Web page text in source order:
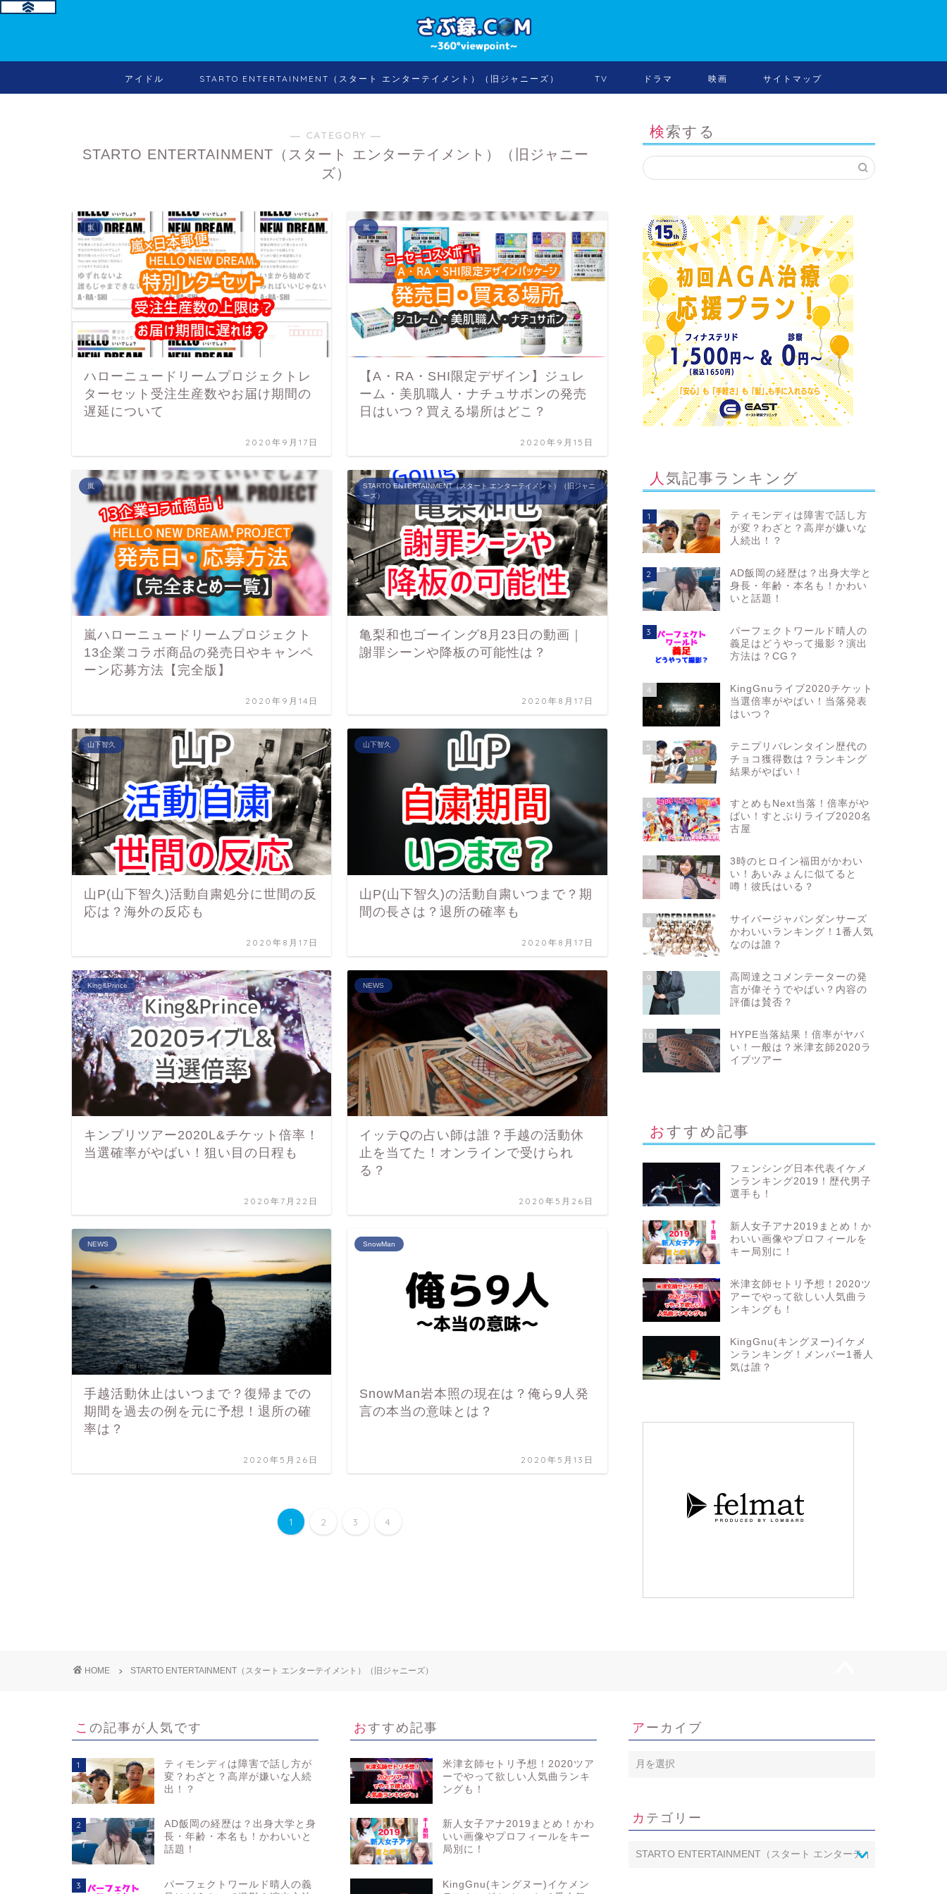
アイドル STARTO ENTERTAINMENT（スタート エンターテイメント）（旧ジャニーズ） TV ドラマ 映画 サイトマップ
― CATEGORY ―
STARTO ENTERTAINMENT（スタート エンターテイメント）（旧ジャニー
ズ）
嵐
ハローニュードリームプロジェクトレ
ターセット受注生産数やお届け期間の
遅延について
2020年9月17日
嵐
【A・RA・SHI限定デザイン】ジュレ
ーム・美肌職人・ナチュサボンの発売
日はいつ？買える場所はどこ？
2020年9月15日
嵐
嵐ハローニュードリームプロジェクト
13企業コラボ商品の発売日やキャンペ
ーン応募方法【完全版】
2020年9月14日
STARTO ENTERTAINMENT（スタート エンターテイメント）（旧ジャニ
ーズ）
亀梨和也ゴーイング8月23日の動画｜
謝罪シーンや降板の可能性は？
2020年8月17日
山下智久
山P(山下智久)活動自粛処分に世間の反
応は？海外の反応も
2020年8月17日
山下智久
山P(山下智久)の活動自粛いつまで？期
間の長さは？退所の確率も
2020年8月17日
King&Prince
キンプリツアー2020L&チケット倍率！
当選確率がやばい！狙い目の日程も
2020年7月22日
NEWS
イッテQの占い師は誰？手越の活動休
止を当てた！オンラインで受けられ
る？
2020年5月26日
NEWS
手越活動休止はいつまで？復帰までの
期間を過去の例を元に予想！退所の確
率は？
2020年5月26日
SnowMan
SnowMan岩本照の現在は？俺ら9人発
言の本当の意味とは？
2020年5月13日
1 2 3 4
検索する
人気記事ランキング
1
ティモンディは障害で話し方
が変？わざと？高岸が嫌いな
人続出！？
2
AD飯岡の経歴は？出身大学と
身長・年齢・本名も！かわい
いと話題！
3
パーフェクトワールド晴人の
義足はどうやって撮影？演出
方法は？CG？
4
KingGnuライブ2020チケット
当選倍率がやばい！当落発表
はいつ？
5
テニプリバレンタイン歴代の
チョコ獲得数は？ランキング
結果がやばい！
6
すとめもNext当落！倍率がや
ばい！すとぷりライブ2020名
古屋
7
3時のヒロイン福田がかわい
い！あいみょんに似てると
噂！彼氏はいる？
8
サイバージャパンダンサーズ
かわいいランキング！1番人気
なのは誰？
9
高岡達之コメンテーターの発
言が偉そうでやばい？内容の
評価は賛否？
10
HYPE当落結果！倍率がヤバ
い！一般は？米津玄師2020ラ
イブツアー
おすすめ記事
フェンシング日本代表イケメ
ンランキング2019！歴代男子
選手も！
新人女子アナ2019まとめ！か
わいい画像やプロフィールを
キー局別に！
米津玄師セトリ予想！2020ツ
アーでやって欲しい人気曲ラ
ンキングも！
KingGnu(キングヌー)イケメ
ンランキング！メンバー1番人
気は誰？
HOME STARTO ENTERTAINMENT（スタート エンターテイメント）（旧ジャニーズ）
この記事が人気です
1
ティモンディは障害で話し方が
変？わざと？高岸が嫌いな人続
出！？
2
AD飯岡の経歴は？出身大学と身
長・年齢・本名も！かわいいと
話題！
3
パーフェクトワールド晴人の義
おすすめ記事
米津玄師セトリ予想！2020ツア
ーでやって欲しい人気曲ランキ
ングも！
新人女子アナ2019まとめ！かわ
いい画像やプロフィールをキー
局別に！
KingGnu(キングヌー)イケメン
アーカイブ
ア
ー
ブ
カテゴリー